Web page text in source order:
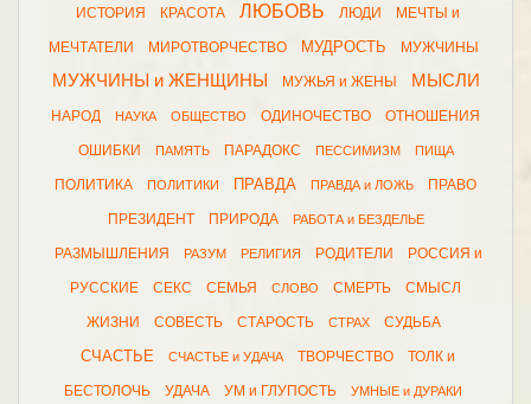
ИСТОРИЯ КРАСОТА ЛЮБОВЬ ЛЮДИ МЕЧТЫ и
МЕЧТАТЕЛИ МИРОТВОРЧЕСТВО МУДРОСТЬ МУЖЧИНЫ
МУЖЧИНЫ и ЖЕНЩИНЫ МУЖЬЯ и ЖЕНЫ МЫСЛИ
НАРОД НАУКА ОБЩЕСТВО ОДИНОЧЕСТВО ОТНОШЕНИЯ
ОШИБКИ ПАМЯТЬ ПАРАДОКС ПЕССИМИЗМ ПИЩА
ПОЛИТИКА ПОЛИТИКИ ПРАВДА ПРАВДА и ЛОЖЬ ПРАВО
ПРЕЗИДЕНТ ПРИРОДА РАБОТА и БЕЗДЕЛЬЕ
РАЗМЫШЛЕНИЯ РАЗУМ РЕЛИГИЯ РОДИТЕЛИ РОССИЯ и
РУССКИЕ СЕКС СЕМЬЯ СЛОВО СМЕРТЬ СМЫСЛ
ЖИЗНИ СОВЕСТЬ СТАРОСТЬ СТРАХ СУДЬБА
СЧАСТЬЕ СЧАСТЬЕ и УДАЧА ТВОРЧЕСТВО ТОЛК и
БЕСТОЛОЧЬ УДАЧА УМ и ГЛУПОСТЬ УМНЫЕ и ДУРАКИ